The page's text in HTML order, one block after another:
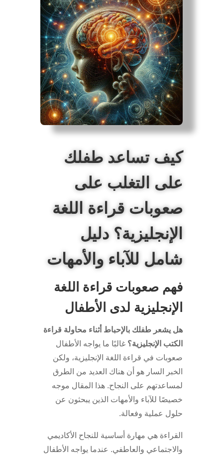
كيف تساعد طفلك
على التغلب على
صعوبات قراءة اللغة
الإنجليزية؟ دليل
شامل للآباء والأمهات
فهم صعوبات قراءة اللغة
الإنجليزية لدى الأطفال
هل يشعر طفلك بالإحباط أثناء محاولة قراءة
الكتب الإنجليزية؟ غالبًا ما يواجه الأطفال
صعوبات في قراءة اللغة الإنجليزية، ولكن
الخبر السار هو أن هناك العديد من الطرق
لمساعدتهم على النجاح. هذا المقال موجه
خصيصًا للآباء والأمهات الذين يبحثون عن
حلول عملية وفعالة.
القراءة هي مهارة أساسية للنجاح الأكاديمي
والاجتماعي والعاطفي. عندما يواجه الأطفال